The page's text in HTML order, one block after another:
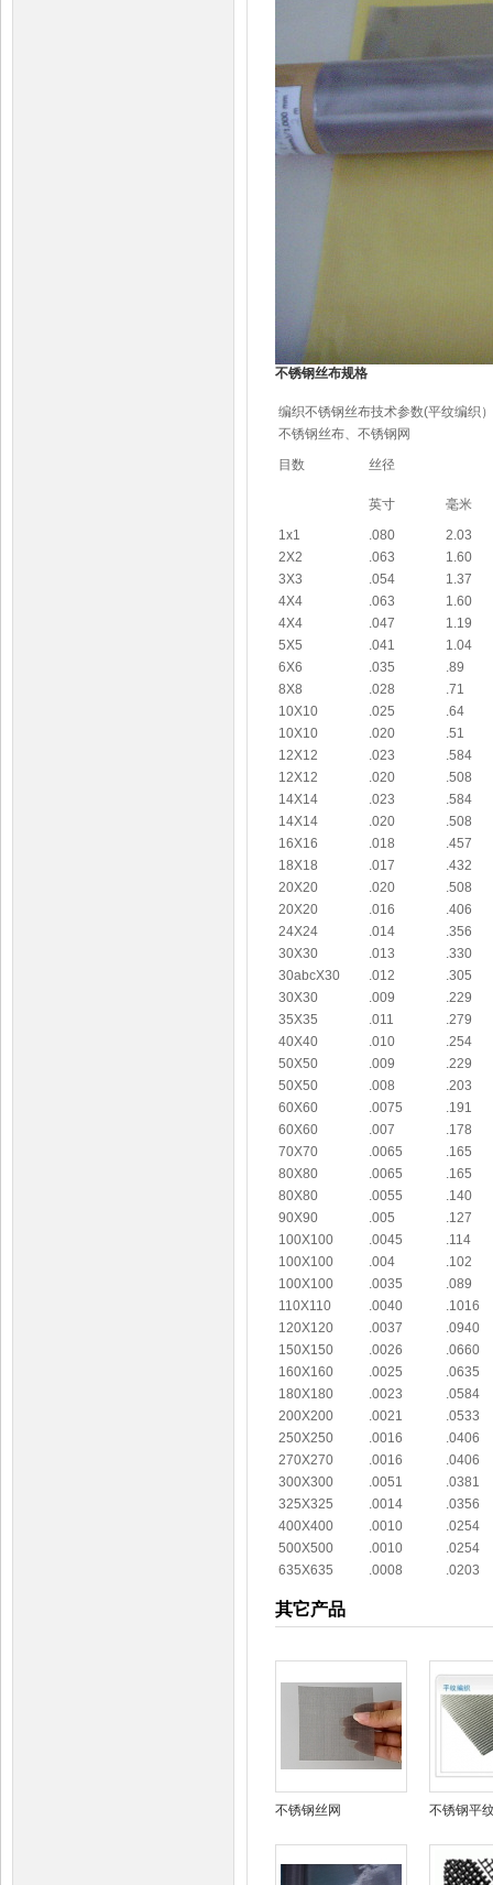
不锈钢丝布规格
编织不锈钢丝布技术参数(平纹编织）
不锈钢丝布、不锈钢网
目数
丝径
英寸
毫米
1x1
.080
2.03
2X2
.063
1.60
3X3
.054
1.37
4X4
.063
1.60
4X4
.047
1.19
5X5
.041
1.04
6X6
.035
.89
8X8
.028
.71
10X10
.025
.64
10X10
.020
.51
12X12
.023
.584
12X12
.020
.508
14X14
.023
.584
14X14
.020
.508
16X16
.018
.457
18X18
.017
.432
20X20
.020
.508
20X20
.016
.406
24X24
.014
.356
30X30
.013
.330
30abcX30
.012
.305
30X30
.009
.229
35X35
.011
.279
40X40
.010
.254
50X50
.009
.229
50X50
.008
.203
60X60
.0075
.191
60X60
.007
.178
70X70
.0065
.165
80X80
.0065
.165
80X80
.0055
.140
90X90
.005
.127
100X100
.0045
.114
100X100
.004
.102
100X100
.0035
.089
110X110
.0040
.1016
120X120
.0037
.0940
150X150
.0026
.0660
160X160
.0025
.0635
180X180
.0023
.0584
200X200
.0021
.0533
250X250
.0016
.0406
270X270
.0016
.0406
300X300
.0051
.0381
325X325
.0014
.0356
400X400
.0010
.0254
500X500
.0010
.0254
635X635
.0008 .0203
其它产品
不锈钢丝网 不锈钢平